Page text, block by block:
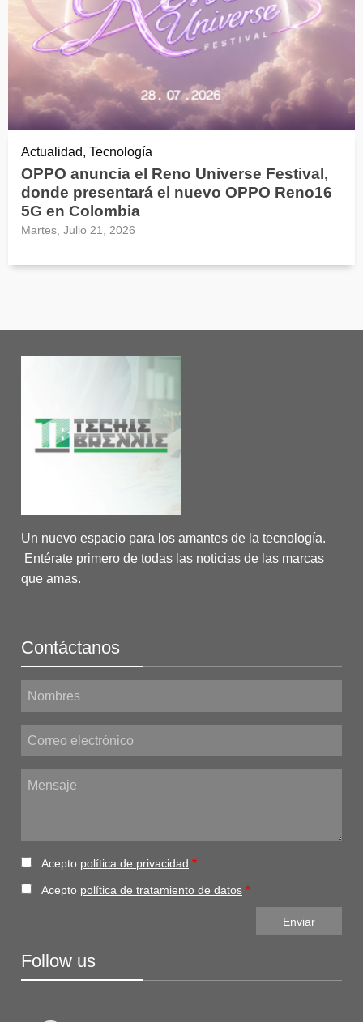
Actualidad, Tecnología
OPPO anuncia el Reno Universe Festival,
donde presentará el nuevo OPPO Reno16
5G en Colombia
Martes, Julio 21, 2026
Un nuevo espacio para los amantes de la tecnología.
Entérate primero de todas las noticias de las marcas
que amas.
Contáctanos
Nombres
Correo electrónico
Mensaje
Acepto política de privacidad
Acepto política de tratamiento de datos
Follow us